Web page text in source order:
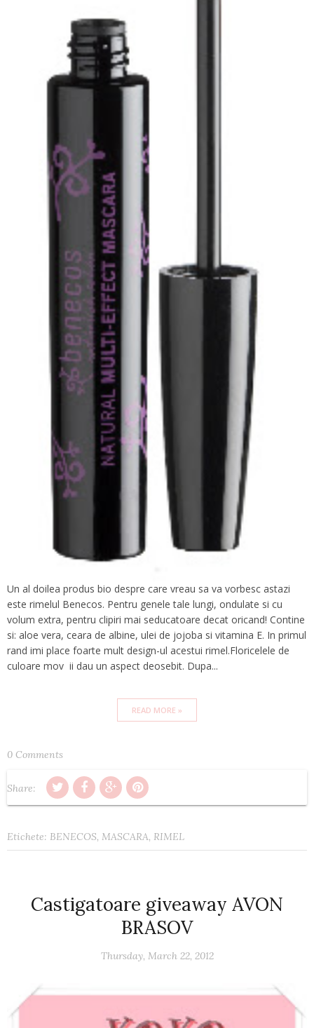
Un al doilea produs bio despre care vreau sa va vorbesc astazi
este rimelul Benecos. Pentru genele tale lungi, ondulate si cu
volum extra, pentru clipiri mai seducatoare decat oricand! Contine
si: aloe vera, ceara de albine, ulei de jojoba si vitamina E. In primul
rand imi place foarte mult design-ul acestui rimel.Floricelele de
culoare mov ii dau un aspect deosebit. Dupa...
READ MORE »
0 Comments
Share:
Etichete: BENECOS, MASCARA, RIMEL
Castigatoare giveaway AVON
BRASOV
Thursday, March 22, 2012